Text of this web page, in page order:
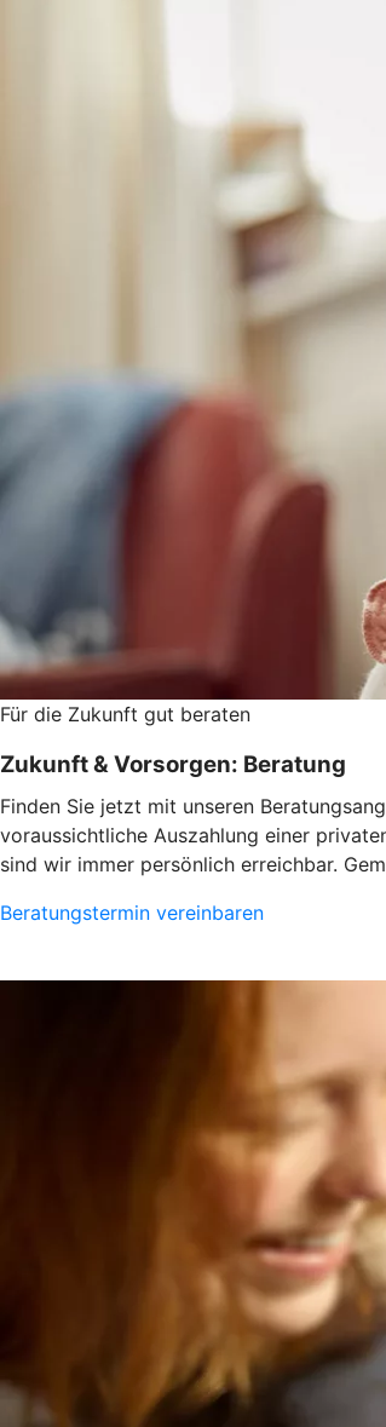
Für die Zukunft gut beraten
Zukunft & Vorsorgen: Beratung
Finden Sie jetzt mit unseren
voraussichtliche Auszahlung einer
sind wir immer persönlich erreichbar.
Beratungstermin vereinbaren